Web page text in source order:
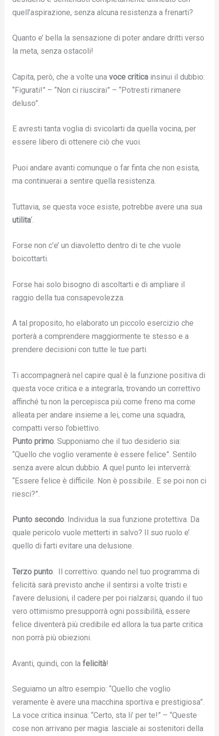
quell’aspirazione, senza alcuna resistenza a frenarti?
Quanto e’ bella la sensazione di poter andare dritti verso
la meta, senza ostacoli!
Capita, però, che a volte una voce criticainsinui il dubbio:
“Figurati!” – “Non ci riuscirai” – “Potresti rimanere
deluso”.
E avresti tanta voglia di svicolarti da quella vocina, per
essere libero di ottenere ciò che vuoi.
Puoi andare avanti comunque o far finta che non esista,
ma continuerai a sentire quella resistenza.
Tuttavia, se questa voce esiste, potrebbe avere una sua
utilita‘.
Forse non c’e’ un diavoletto dentro di te che vuole
boicottarti.
Forse hai solo bisogno di ascoltarti e di ampliare il
raggio della tua consapevolezza.
A tal proposito, ho elaborato un piccolo esercizio che
porterà a comprendere maggiormente te stesso e a
prendere decisioni con tutte le tue parti.
Ti accompagnerà nel capire qual è la funzione positiva di
questa voce critica e a integrarla, trovando un correttivo
affinché tu non la percepisca più come freno ma come
alleata per andare insieme a lei, come una squadra,
compatti verso l’obiettivo.
Punto primo. Supponiamo che il tuo desiderio sia:
“Quello che voglio veramente è essere felice”. Sentilo
senza avere alcun dubbio. A quel punto lei interverrà:
“Essere felice è difficile. Non è possibile.. E se poi non ci
riesci?”.
Punto secondo. Individua la sua funzione protettiva. Da
quale pericolo vuole metterti in salvo? Il suo ruolo e’
quello di farti evitare una delusione.
Terzo punto. Il correttivo: quando nel tuo programma di
felicità sarà previsto anche il sentirsi a volte tristi e
l’avere delusioni, il cadere per poi rialzarsi; quando il tuo
vero ottimismo presupporrà ogni possibilità, essere
felice diventerà più credibile ed allora la tua parte critica
non porrà più obiezioni.
Avanti, quindi, con la felicità!
Seguiamo un altro esempio: “Quello che voglio
veramente è avere una macchina sportiva e prestigiosa”.
La voce critica insinua: “Certo, sta li’ per te!” – “Queste
cose non arrivano per magia: lasciale ai sostenitori della